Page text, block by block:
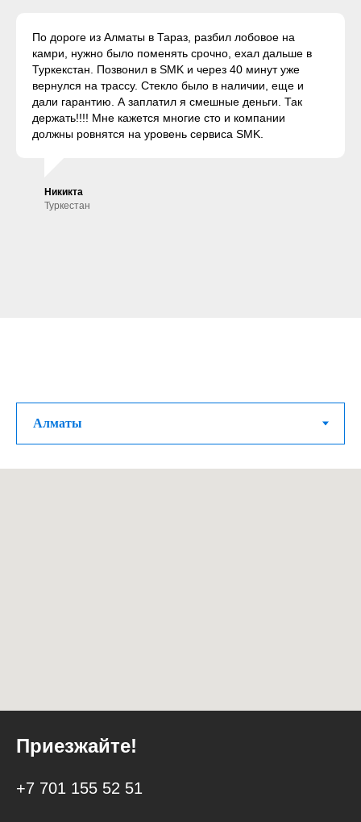
По дороге из Алматы в Тараз, разбил лобовое на
камри, нужно было поменять срочно, ехал дальше в
Туркекстан. Позвонил в SMK и через 40 минут уже
вернулся на трассу. Стекло было в наличии, еще и
дали гарантию. А заплатил я смешные деньги. Так
держать!!!! Мне кажется многие сто и компании
должны ровнятся на уровень сервиса SMK.
Никикта
Туркестан
Приезжайте!
+7 701 155 52 51